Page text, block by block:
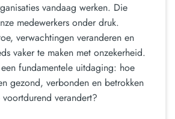
vandaag werken. Die
medewerkers onder druk.
verwachtingen veranderen en
vaker te maken met onzekerheid.
fundamentele uitdaging: hoe
gezond, verbonden en betrokken
verandert?